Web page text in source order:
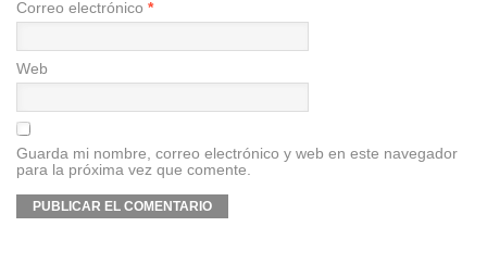
Correo electrónico *
Web
Guarda mi nombre, correo electrónico y web en este navegador
para la próxima vez que comente.